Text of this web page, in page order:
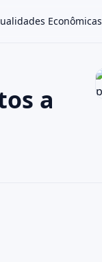
Econômicas
a